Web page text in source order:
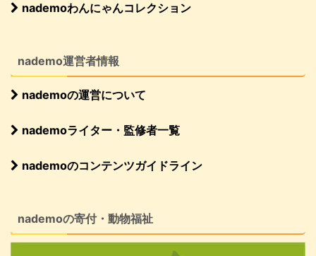
nademoわんにゃんコレクション
nademo運営者情報
nademoの運営について
nademoライター・監修者一覧
nademoのコンテンツガイドライン
nademoの寄付・動物福祉